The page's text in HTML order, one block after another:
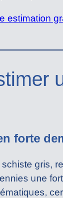
estimation
forte
gris,
une